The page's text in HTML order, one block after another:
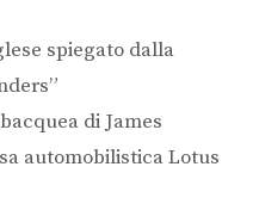
spiegato dalla
di James
automobilistica Lotus